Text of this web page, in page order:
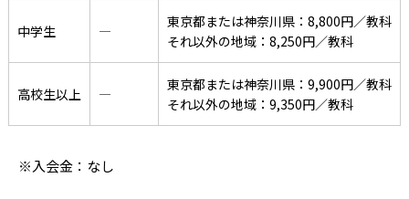
中学生 ―
東京都または神奈川県：8,800円／教科
それ以外の地域：8,250円／教科
高校生以上 ―
東京都または神奈川県：9,900円／教科
それ以外の地域：9,350円／教科
※入会金：なし